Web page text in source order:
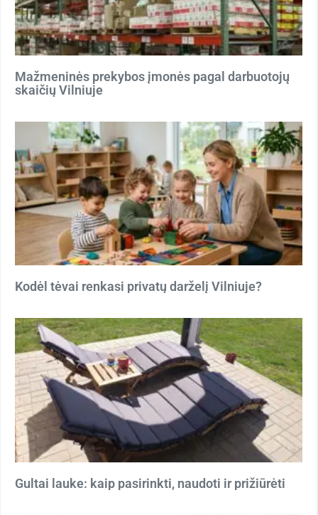
Mažmeninės prekybos įmonės pagal darbuotojų
skaičių Vilniuje
Kodėl tėvai renkasi privatų darželį Vilniuje?
Gultai lauke: kaip pasirinkti, naudoti ir prižiūrėti